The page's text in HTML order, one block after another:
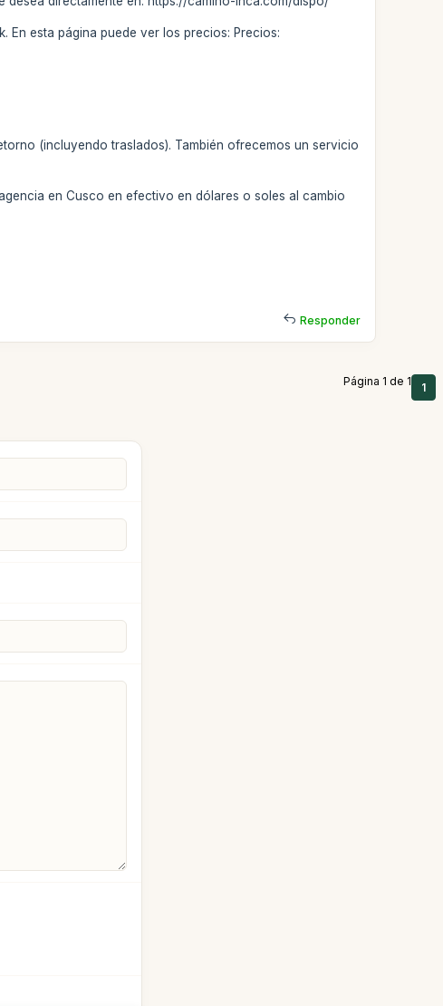
esta página puede ver los precios: Precios:
(incluyendo traslados). También ofrecemos un servicio
en Cusco en efectivo en dólares o soles al cambio
Responder
Página 1 de 1 1